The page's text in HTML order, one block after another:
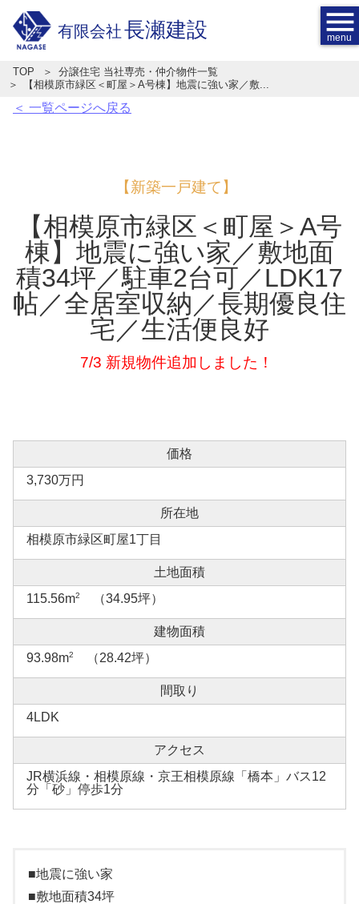
有限会社長瀬建設 menu
TOP
分譲住宅 当社専売・仲介物件一覧
【相模原市緑区＜町屋＞A号棟】地震に強い家／敷...
＜ 一覧ページへ戻る
【新築一戸建て】
【相模原市緑区＜町屋＞A号
棟】地震に強い家／敷地面
積34坪／駐車2台可／LDK17
帖／全居室収納／長期優良住
宅／生活便良好
7/3 新規物件追加しました！
価格
3,730万円
所在地
相模原市緑区町屋1丁目
土地面積
115.56m2 （34.95坪）
建物面積
93.98m2 （28.42坪）
間取り
4LDK
アクセス
JR横浜線・相模原線・京王相模原線「橋本」バス12
分「砂」停歩1分
■地震に強い家
■敷地面積34坪